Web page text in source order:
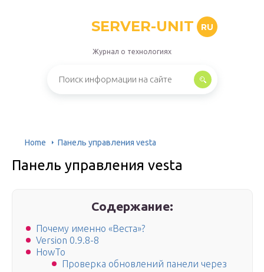
SERVER-UNIT RU
Журнал о технологиях
Home Панель управления vesta
Панель управления vesta
Содержание:
Почему именно «Веста»?
Version 0.9.8-8
HowTo
Проверка обновлений панели через